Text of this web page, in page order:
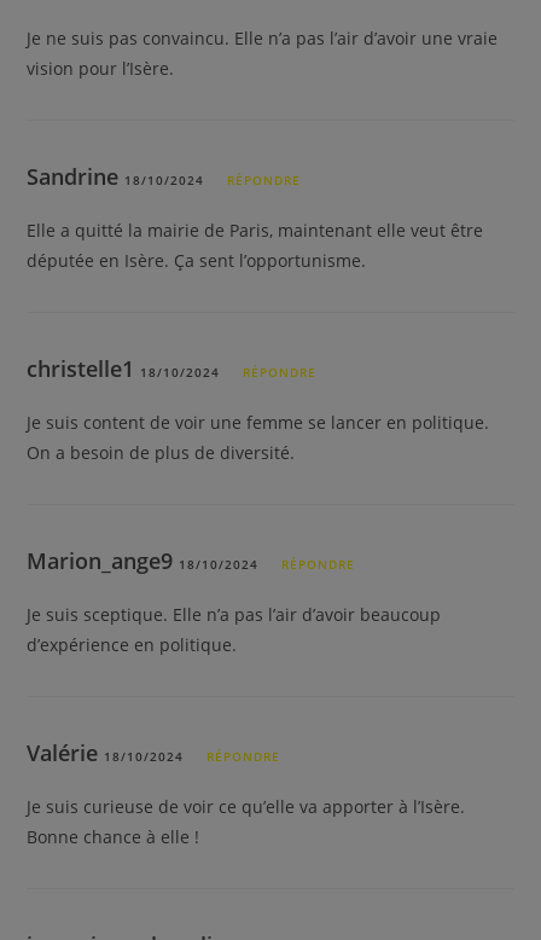
Je ne suis pas convaincu. Elle n’a pas l’air d’avoir une vraie
vision pour l’Isère.
Sandrine 18/10/2024 RÉPONDRE
Elle a quitté la mairie de Paris, maintenant elle veut être
députée en Isère. Ça sent l’opportunisme.
christelle1 18/10/2024 RÉPONDRE
Je suis content de voir une femme se lancer en politique.
On a besoin de plus de diversité.
Marion_ange9 18/10/2024 RÉPONDRE
Je suis sceptique. Elle n’a pas l’air d’avoir beaucoup
d’expérience en politique.
Valérie 18/10/2024 RÉPONDRE
Je suis curieuse de voir ce qu’elle va apporter à l’Isère.
Bonne chance à elle !